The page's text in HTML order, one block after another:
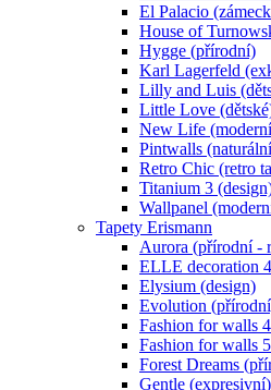
El Palacio
House of
Hygge (přírodní)
Karl Lagerfeld
Lilly and Luis
Little Love
New Life
Pintwalls
Retro Chic (retro
Titanium 3
Wallpanel
Tapety Erismann
Aurora (přírodní -
ELLE decoration
Elysium (design)
Evolution
Fashion for walls
Fashion for walls
Forest Dreams
Gentle (expresivní)